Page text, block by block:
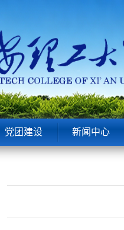
党团建设 新闻中心